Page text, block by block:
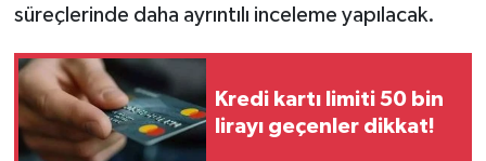
süreçlerinde daha ayrıntılı inceleme yapılacak.
Kredi kartı limiti 50 bin
lirayı geçenler dikkat!